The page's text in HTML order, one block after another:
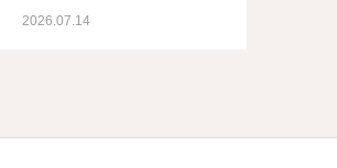
2026.07.14